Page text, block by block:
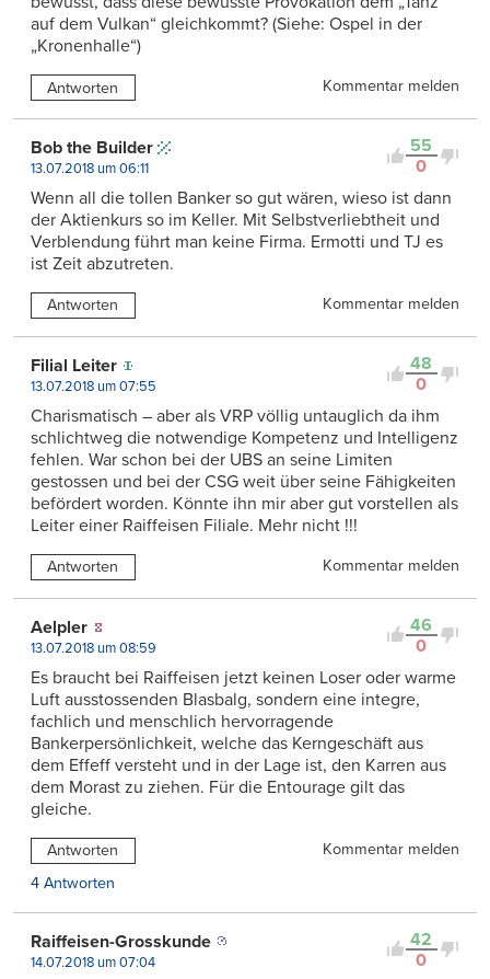
auf dem Vulkan“ gleichkommt? (Siehe: Ospel in der
„Kronenhalle“)
Antworten Kommentar melden
55
0
Bob the Builder
13.07.2018 um 06:11
Wenn all die tollen Banker so gut wären, wieso ist dann
der Aktienkurs so im Keller. Mit Selbstverliebtheit und
Verblendung führt man keine Firma. Ermotti und TJ es
ist Zeit abzutreten.
Antworten Kommentar melden
48
0
Filial Leiter
13.07.2018 um 07:55
Charismatisch – aber als VRP völlig untauglich da ihm
schlichtweg die notwendige Kompetenz und Intelligenz
fehlen. War schon bei der UBS an seine Limiten
gestossen und bei der CSG weit über seine Fähigkeiten
befördert worden. Könnte ihn mir aber gut vorstellen als
Leiter einer Raiffeisen Filiale. Mehr nicht !!!
Antworten Kommentar melden
46
0
Aelpler
13.07.2018 um 08:59
Es braucht bei Raiffeisen jetzt keinen Loser oder warme
Luft ausstossenden Blasbalg, sondern eine integre,
fachlich und menschlich hervorragende
Bankerpersönlichkeit, welche das Kerngeschäft aus
dem Effeff versteht und in der Lage ist, den Karren aus
dem Morast zu ziehen. Für die Entourage gilt das
gleiche.
Antworten
Kommentar melden
4 Antworten
42
0
Raiffeisen-Grosskunde
14.07.2018 um 07:04